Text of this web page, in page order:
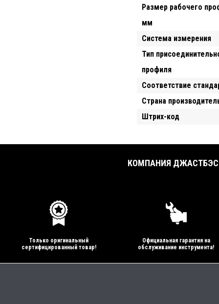
Размер рабочего
мм
Система измерения
Тип
профиля
Соответствие
Страна
Штрих-код
КОМПАНИЯ
Только оригинальный
сертифицированный товар!
Официальная гарантия на
обслуживание инструмента!